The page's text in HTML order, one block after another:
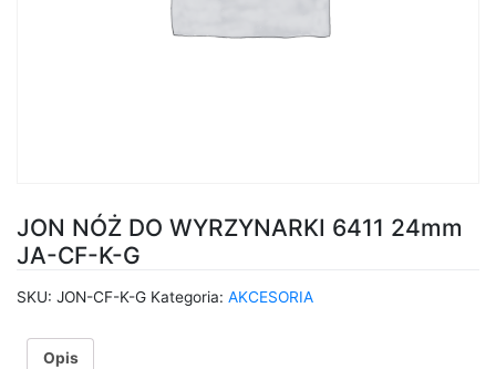
JON NÓŻ DO WYRZYNARKI 6411 24mm
JA-CF-K-G
SKU: JON-CF-K-G Kategoria: AKCESORIA
Opis